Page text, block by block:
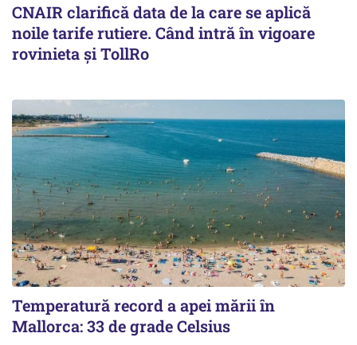
CNAIR clarifică data de la care se aplică
noile tarife rutiere. Când intră în vigoare
rovinieta și TollRo
Temperatură record a apei mării în
Mallorca: 33 de grade Celsius